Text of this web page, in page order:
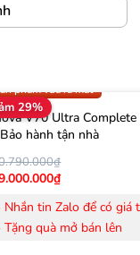
29%
phẩm vừa ra mắt
V70 Ultra
hành tận nhà
Nhắn tin Zalo để có giá
Tặng quà mở bán lên